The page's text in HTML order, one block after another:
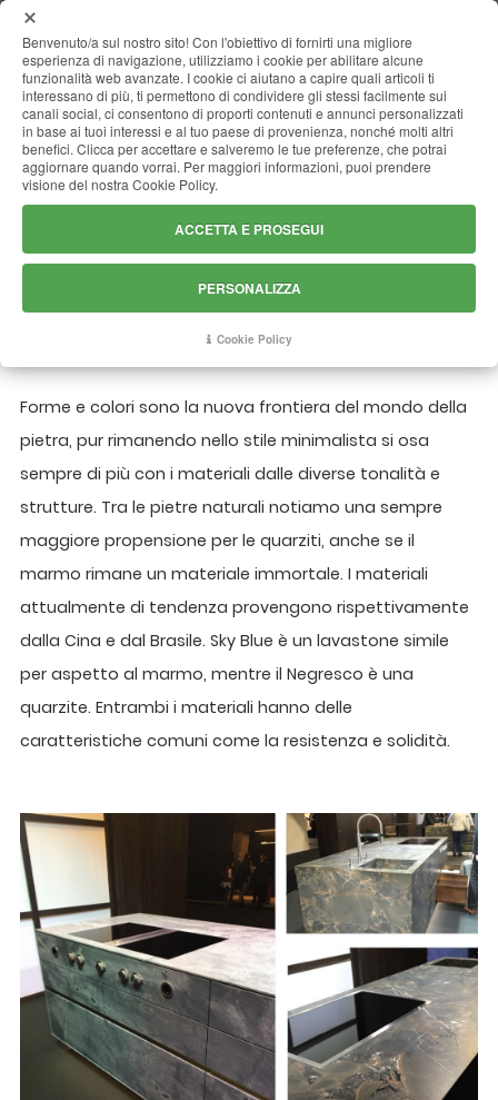
NUOVI DESIGN TREND DELLA
PIETRA NATURALE: SKY
BLUE E NEGRESCO.
Forme e colori sono la nuova frontiera del mondo della
pietra, pur rimanendo nello stile minimalista si osa
sempre di più con i materiali dalle diverse tonalità e
strutture. Tra le pietre naturali notiamo una sempre
maggiore propensione per le quarziti, anche se il
marmo rimane un materiale immortale. I materiali
attualmente di tendenza provengono rispettivamente
dalla Cina e dal Brasile. Sky Blue è un lavastone simile
per aspetto al marmo, mentre il Negresco è una
quarzite. Entrambi i materiali hanno delle
caratteristiche comuni come la resistenza e solidità.
Benvenuto/a sul nostro sito! Con l'obiettivo di fornirti una migliore
esperienza di navigazione, utilizziamo i cookie per abilitare alcune
funzionalità web avanzate. I cookie ci aiutano a capire quali articoli ti
interessano di più, ti permettono di condividere gli stessi facilmente sui
canali social, ci consentono di proporti contenuti e annunci personalizzati
in base ai tuoi interessi e al tuo paese di provenienza, nonché molti altri
benefici. Clicca per accettare e salveremo le tue preferenze, che potrai
aggiornare quando vorrai. Per maggiori informazioni, puoi prendere
visione del nostra Cookie Policy.
ACCETTA E PROSEGUI
PERSONALIZZA
Cookie Policy